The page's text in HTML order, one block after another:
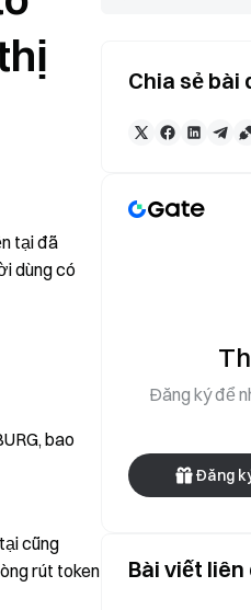
tại đã
dùng có
bao
cũng
rút token
Chia sẻ bài
Đăng ký để
Đăng
Bài viết liên